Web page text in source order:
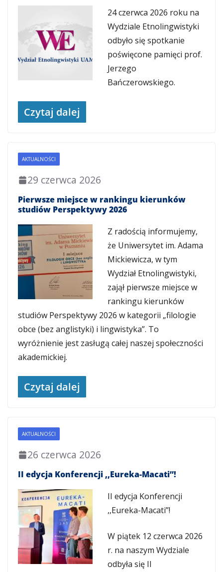
24 czerwca 2026 roku na
Wydziale Etnolingwistyki
odbyło się spotkanie
poświęcone pamięci prof.
Jerzego
Bańczerowskiego.
Czytaj dalej
AKTUALNOŚCI
29 czerwca 2026
Pierwsze miejsce w rankingu kierunków
studiów Perspektywy 2026
Z radością informujemy,
że Uniwersytet im. Adama
Mickiewicza, w tym
Wydział Etnolingwistyki,
zajął pierwsze miejsce w
rankingu kierunków
studiów Perspektywy 2026 w kategorii „filologie
obce (bez anglistyki) i lingwistyka”. To
wyróżnienie jest zasługą całej naszej społeczności
akademickiej.
Czytaj dalej
AKTUALNOŚCI
26 czerwca 2026
II edycja Konferencji ,,Eureka-Macati”!
II edycja Konferencji
,,Eureka-Macati”!
W piątek 12 czerwca 2026
r. na naszym Wydziale
odbyła się II